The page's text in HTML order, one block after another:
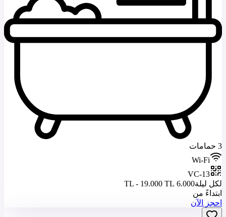
3 حمامات
Wi-Fi
VC-13
لكل ليلة6.000 TL - 19.000 TL
ابتداءً من
احجز الآن